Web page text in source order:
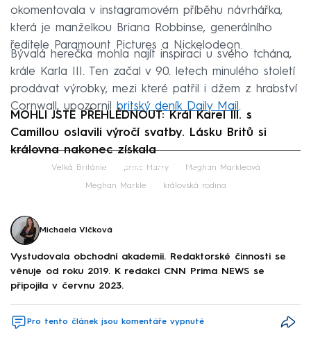
okomentovala v instagramovém příběhu návrhářka,
která je manželkou Briana Robbinse, generálního
ředitele Paramount Pictures a Nickelodeon.
Bývalá herečka mohla najít inspiraci u svého tchána,
krále Karla III. Ten začal v 90. letech minulého století
prodávat výrobky, mezi které patřil i džem z hrabství
Cornwall, upozornil
britský deník Daily Mail .
MOHLI JSTE PŘEHLÉDNOUT: Král Karel III. s
Camillou oslavili výročí svatby. Lásku Britů si
královna nakonec získala
Failed to fetch
Velká Británie princ Harry Meghan Markleová
Meghan Markle královská rodina
Michaela Vlčková
Vystudovala obchodní akademii. Redaktorské činnosti se
věnuje od roku 2019. K redakci CNN Prima NEWS se
připojila v červnu 2023.
Pro tento článek jsou komentáře vypnuté